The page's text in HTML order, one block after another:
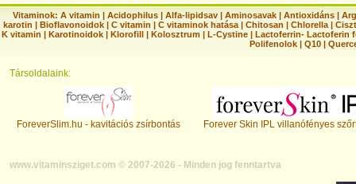
Vitaminok: A vitamin |Acidophilus |Alfa-lipidsav |Aminosavak |Antioxidáns |
karotin | Bioflavonoidok | C vitamin | C vitaminok hatása | Chitosan | Chlorella |
K vitamin | Karotinoidok | Klorofill | Kolosztrum | L-Cystine | Lactoferrin- Lactoferin
Polifenolok |Q10 |
Társoldalaink:
ForeverSlim.hu - kavitációs zsírbontás Forever Skin IPL villanófényes
www.vitaminsziget.com © 2007-2026 - Minden jog fenntartva